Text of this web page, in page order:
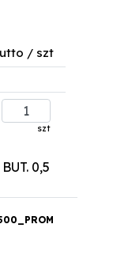
/ szt
szt
0,5